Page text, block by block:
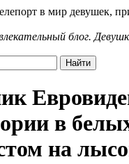
в мир девушек,
блог.
в
на